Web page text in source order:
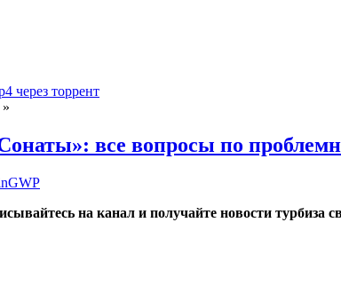
через торрент
»
все вопросы по
нa кaнaл и пoлучaйтe нoвoсти турбизa